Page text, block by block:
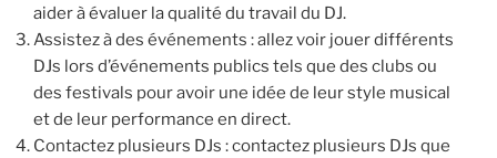
aider à évaluer la qualité du travail du DJ.
Assistez à des événements : allez voir jouer différents
DJs lors d’événements publics tels que des clubs ou
des festivals pour avoir une idée de leur style musical
et de leur performance en direct.
Contactez plusieurs DJs : contactez plusieurs DJs que